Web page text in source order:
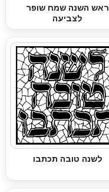
ראש השנה שמח שופר
לצביעה
לשנה טובה תכתבו